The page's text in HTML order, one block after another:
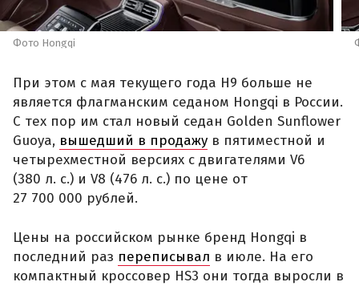
Фото Hongqi
При этом с мая текущего года H9 больше не
является флагманским седаном Hongqi в России.
С тех пор им стал новый седан Golden Sunflower
Guoya, вышедший в продажу в пятиместной и
четырехместной версиях с двигателями V6
(380 л. с.) и V8 (476 л. с.) по цене от
27 700 000 рублей.
Цены на российском рынке бренд Hongqi в
последний раз переписывал в июле. На его
компактный кроссовер HS3 они тогда выросли в